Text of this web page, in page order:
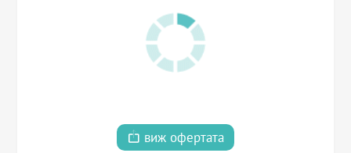
виж офертата